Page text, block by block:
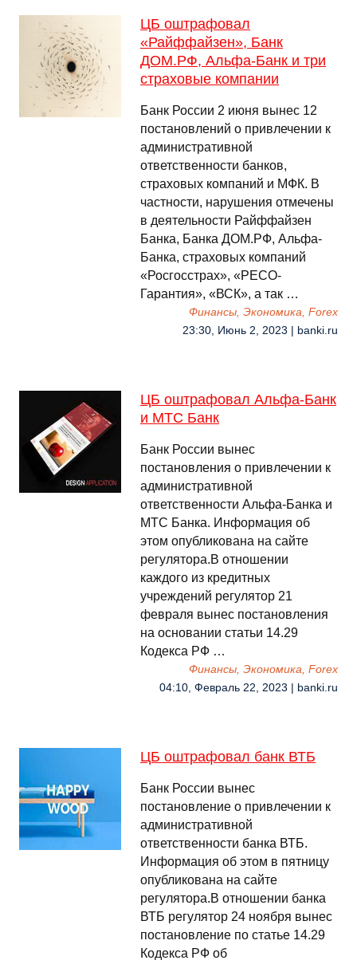
ЦБ оштрафовал
«Райффайзен», Банк
ДОМ.РФ, Альфа-Банк и три
страховые компании
Банк России 2 июня вынес 12
постановлений о привлечении к
административной
ответственности банков,
страховых компаний и МФК. В
частности, нарушения отмечены
в деятельности Райффайзен
Банка, Банка ДОМ.РФ, Альфа-
Банка, страховых компаний
«Росгосстрах», «РЕСО-
Гарантия», «ВСК», а так …
Финансы, Экономика, Forex
23:30, Июнь 2, 2023 | banki.ru
ЦБ оштрафовал Альфа-Банк
и МТС Банк
Банк России вынес
постановления о привлечении к
административной
ответственности Альфа-Банка и
МТС Банка. Информация об
этом опубликована на сайте
регулятора.В отношении
каждого из кредитных
учреждений регулятор 21
февраля вынес постановления
на основании статьи 14.29
Кодекса РФ …
Финансы, Экономика, Forex
04:10, Февраль 22, 2023 | banki.ru
ЦБ оштрафовал банк ВТБ
Банк России вынес
постановление о привлечении к
административной
ответственности банка ВТБ.
Информация об этом в пятницу
опубликована на сайте
регулятора.В отношении банка
ВТБ регулятор 24 ноября вынес
постановление по статье 14.29
Кодекса РФ об